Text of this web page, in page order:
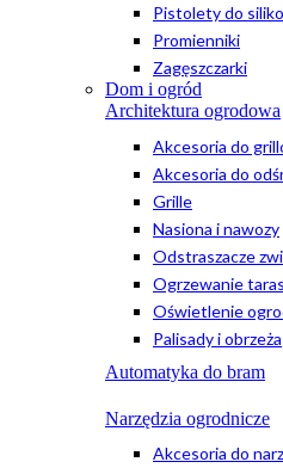
Pistolety do
Promienniki
Zagęszczarki
Dom i ogród
Architektura ogrodowa
Akcesoria do
Akcesoria do
Grille
Nasiona i nawozy
Odstraszacze
Ogrzewanie
Oświetlenie
Palisady i obrzeża
Automatyka do bram
Narzędzia ogrodnicze
Akcesoria do